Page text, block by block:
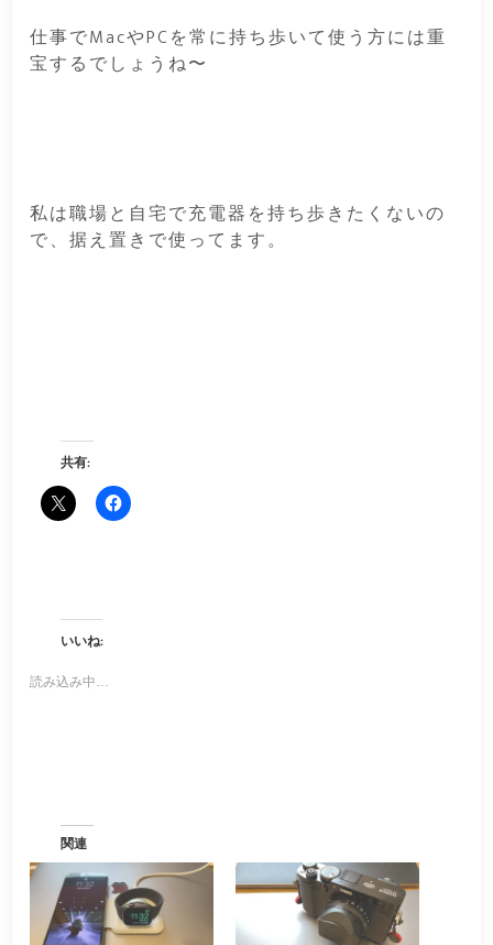
仕事でMacやPCを常に持ち歩いて使う方には重
宝するでしょうね〜
私は職場と自宅で充電器を持ち歩きたくないの
で、据え置きで使ってます。
共有:
いいね:
読み込み中…
関連